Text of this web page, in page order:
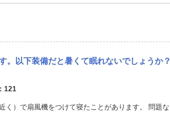
いでしょうか？よろしくお願いします。 ・ 窓 4ドア数センチ空けておく(一人につき防
121
く）で扇風機をつけて寝たことがあります。 問題な